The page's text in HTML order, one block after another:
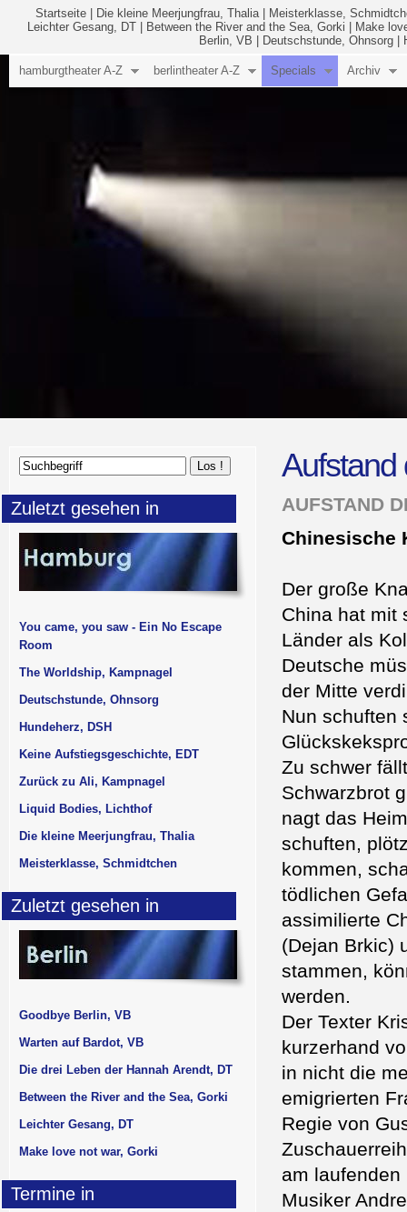
Startseite Die kleine Meerjungfrau, Thalia|
Meisterklasse,
Leichter Gesang, DT
Between the River and the Sea, Gorki
Make
Berlin, VB
Deutschstunde, Ohnsorg
hamburgtheater A-Z berlintheater A-Z Specials Archiv
Aufstand
AUFSTAND
Chinesische
Der große
China hat mit
Länder als
Deutsche
der Mitte
Nun schuften
Zu schwer
Schwarzbrot
nagt das
schuften,
kommen,
tödlichen
assimilierte
(Dejan Brkic)
stammen,
werden.
Der Texter
kurzerhand
in nicht die
emigrierten
Regie von
am
Musiker
Zuletzt gesehen in
You came, you saw - Ein No Escape
Room
The Worldship, Kampnagel
Deutschstunde, Ohnsorg
Hundeherz, DSH
Keine Aufstiegsgeschichte, EDT
Zurück zu Ali, Kampnagel
Liquid Bodies, Lichthof
Die kleine Meerjungfrau, Thalia
Meisterklasse, Schmidtchen
Zuletzt gesehen in
Goodbye Berlin, VB
Warten auf Bardot, VB
Die drei Leben der Hannah Arendt, DT
Between the River and the Sea, Gorki
Leichter Gesang, DT
Make love not war, Gorki
Termine in